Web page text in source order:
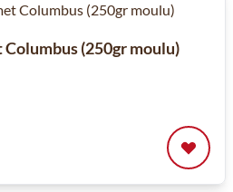
(250gr moulu)